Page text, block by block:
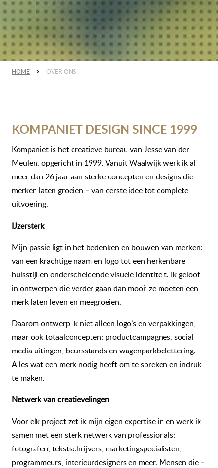
HOME OVER ONS
KOMPANIET DESIGN SINCE 1999
Kompaniet is het creatieve bureau van Jesse van der
Meulen, opgericht in 1999. Vanuit Waalwijk werk ik al
meer dan 26 jaar aan sterke concepten en designs die
merken laten groeien – van eerste idee tot complete
uitvoering.
IJzersterk
Mijn passie ligt in het bedenken en bouwen van merken:
van een krachtige naam en logo tot een herkenbare
huisstijl en onderscheidende visuele identiteit. Ik geloof
in ontwerpen die verder gaan dan mooi; ze moeten een
merk laten leven en meegroeien.
Daarom ontwerp ik niet alleen logo’s en verpakkingen,
maar ook totaalconcepten: productcampagnes, social
media uitingen, beursstands en wagenparkbelettering.
Alles wat een merk nodig heeft om te spreken en indruk
te maken.
Netwerk van creatievelingen
Voor elk project zet ik mijn eigen expertise in en werk ik
samen met een sterk netwerk van professionals:
fotografen, tekstschrijvers, marketingspecialisten,
programmeurs, interieurdesigners en meer. Mensen die –